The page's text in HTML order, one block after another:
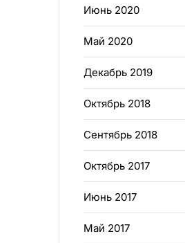
Июнь 2020
Май 2020
Декабрь 2019
Октябрь 2018
Сентябрь 2018
Октябрь 2017
Июнь 2017
Май 2017